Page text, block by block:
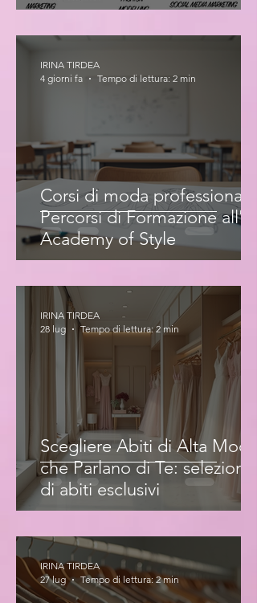
Corsi di moda professionale:
Percorsi di Formazione all'Iris
Academy of Style
IRINA TIRDEA
4 giorni fa
Tempo di lettura: 2 min
Scegliere Abiti di Alta Moda
che Parlano di Te: selezione
di abiti esclusivi
IRINA TIRDEA
28 lug
Tempo di lettura: 2 min
IRINA TIRDEA
27 lug
Tempo di lettura: 2 min